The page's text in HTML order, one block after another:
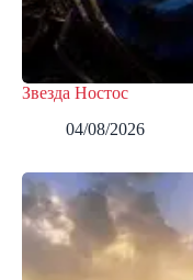
Звезда Ностос
04/08/2026